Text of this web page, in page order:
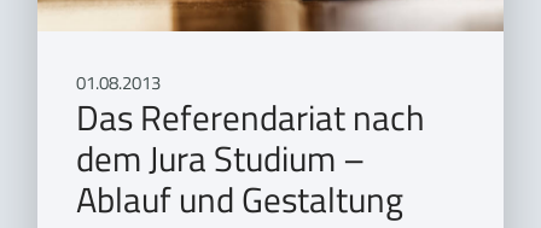
01.08.2013
Das Referendariat nach
dem Jura Studium –
Ablauf und Gestaltung